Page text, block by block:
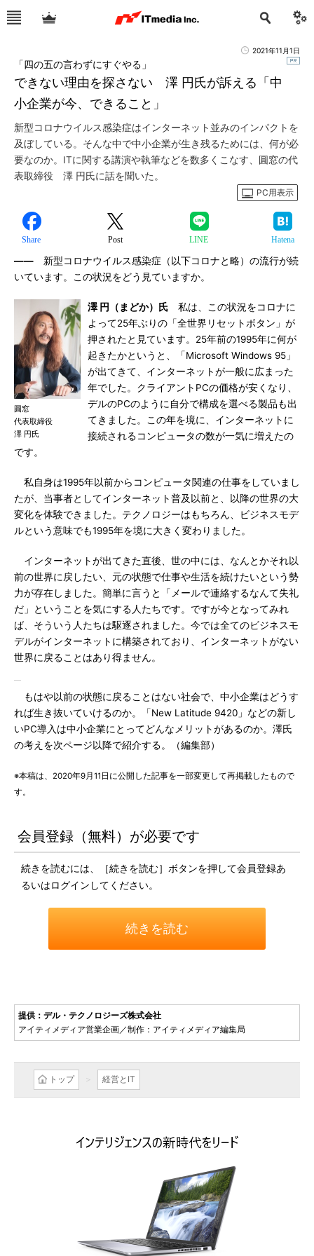
2021年11月1日
できない理由を探さない 澤 円氏が訴える「中
小企業が今、できること」
「四の五の言わずにすぐやる」
新型コロナウイルス感染症はインターネット並みのインパクトを
及ぼしている。そんな中で中小企業が生き残るためには、何が必
要なのか。ITに関する講演や執筆などを数多くこなす、圓窓の代
表取締役 澤 円氏に話を聞いた。
PC用表示
Share Post LINE Hatena
―― 新型コロナウイルス感染症（以下コロナと略）の流行が続
いています。この状況をどう見ていますか。
圓窓
代表取締役
澤 円氏
澤 円（まどか）氏 私は、この状況をコロナに
よって25年ぶりの「全世界リセットボタン」が
押されたと見ています。25年前の1995年に何が
起きたかというと、「Microsoft Windows 95」
が出てきて、インターネットが一般に広まった
年でした。クライアントPCの価格が安くなり、
デルのPCのように自分で構成を選べる製品も出
てきました。この年を境に、インターネットに
接続されるコンピュータの数が一気に増えたの
です。
私自身は1995年以前からコンピュータ関連の仕事をしていまし
たが、当事者としてインターネット普及以前と、以降の世界の大
変化を体験できました。テクノロジーはもちろん、ビジネスモデ
ルという意味でも1995年を境に大きく変わりました。
インターネットが出てきた直後、世の中には、なんとかそれ以
前の世界に戻したい、元の状態で仕事や生活を続けたいという勢
力が存在しました。簡単に言うと「メールで連絡するなんて失礼
だ」ということを気にする人たちです。ですが今となってみれ
ば、そういう人たちは駆逐されました。今では全てのビジネスモ
デルがインターネットに構築されており、インターネットがない
世界に戻ることはあり得ません。
もはや以前の状態に戻ることはない社会で、中小企業はどうす
れば生き抜いていけるのか。「New Latitude 9420」などの新し
いPC導入は中小企業にとってどんなメリットがあるのか。澤氏
の考えを次ページ以降で紹介する。（編集部）
※本稿は、2020年9月11日に公開した記事を一部変更して再掲載したもので
す。
会員登録（無料）が必要です
続きを読むには、［続きを読む］ボタンを押して会員登録あ
るいはログインしてください。
続きを読む
提供：デル・テクノロジーズ株式会社
アイティメディア営業企画／制作：アイティメディア編集局
トップ 経営とIT